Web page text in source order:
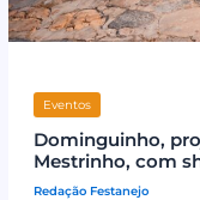
Eventos
Dominguinho,
Mestrinho, com
Redação Festanejo